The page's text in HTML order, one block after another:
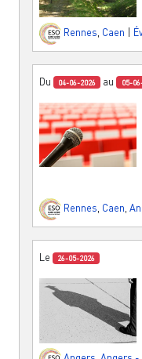
Rennes Caen
Du 04-06-2026 au 05-
Rennes Caen
Le 26-05-2026